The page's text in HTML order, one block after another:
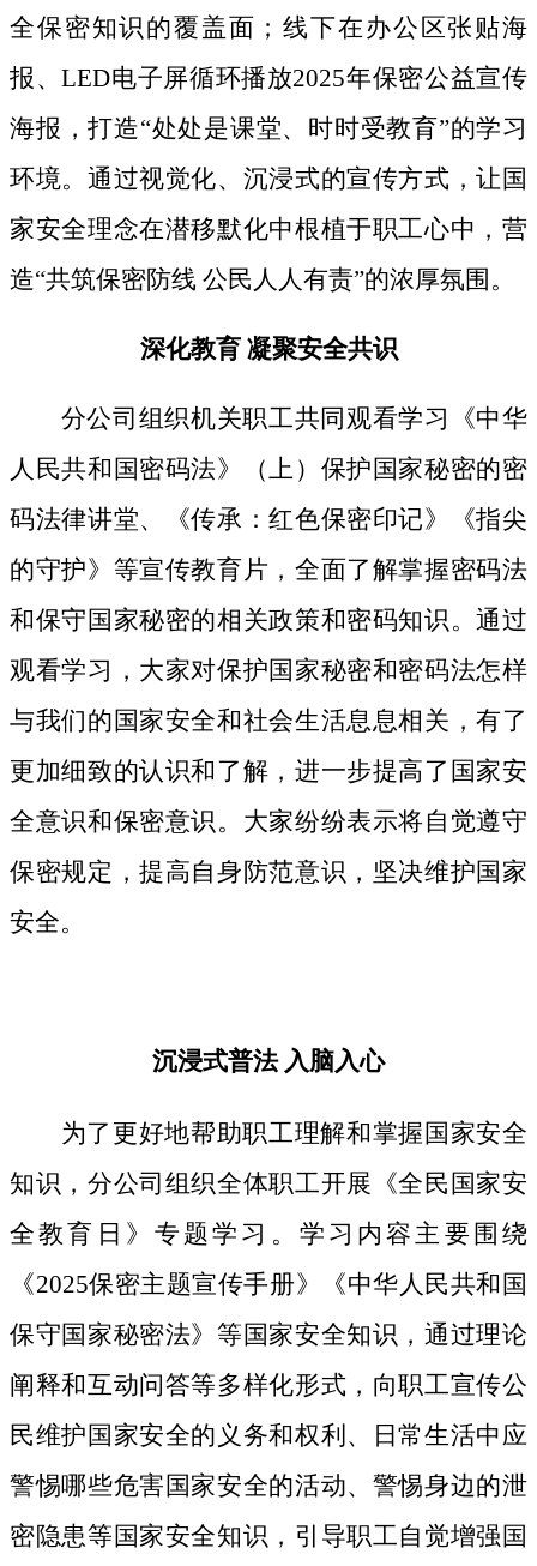
全保密知识的覆盖面；线下在办公区张贴海
报、LED电子屏循环播放2025年保密公益宣传
海报，打造“处处是课堂、时时受教育”的学习
环境。通过视觉化、沉浸式的宣传方式，让国
家安全理念在潜移默化中根植于职工心中，营
造“共筑保密防线 公民人人有责”的浓厚氛围。
深化教育凝聚安全共识
分公司组织机关职工共同观看学习《中华
人民共和国密码法》
（上）保护国家秘密的密
码法律讲堂、
《传承：红色保密印记》《指尖
的守护》等宣传教育片， 全面了解掌握密码法
和保守国家秘密的相关政策和密码知识。通过
观看学习，大家对保护国家秘密和密码法怎样
与我们的国家安全和社会生活息息相关，有了
更加细致的认识和了解，进一步提高了国家安
全意识和保密意识。大家纷纷表示将自觉遵守
保密规定，提高自身防范意识，坚决维护国家
安全。
沉浸式普法 入脑入心
为了更好地帮助职工理解和掌握国家安全
知识，分公司组织全体职工开展《全民国家安
全教育日》专题学习。学习内容主要围绕
《2025保密主题宣传手册》《中华人民共和国
保守国家秘密法》等国家安全知识，通过理论
阐释和互动问答等多样化形式，向职工宣传公
民维护国家安全的义务和权利、日常生活中应
警惕哪些危害国家安全的活动、警惕身边的泄
密隐患等国家安全知识，引导职工自觉增强国